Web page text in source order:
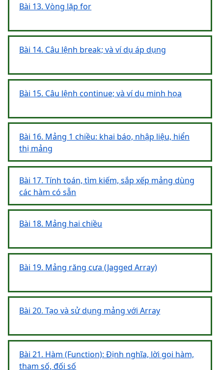
Bài 13. Vòng lặp for
Bài 14. Câu lệnh break; và ví dụ áp dụng
Bài 15. Câu lệnh continue; và ví dụ minh họa
Bài 16. Mảng 1 chiều: khai báo, nhập liệu, hiển
thị mảng
Bài 17. Tính toán, tìm kiếm, sắp xếp mảng dùng
các hàm có sẵn
Bài 18. Mảng hai chiều
Bài 19. Mảng răng cưa (Jagged Array)
Bài 20. Tạo và sử dụng mảng với Array
Bài 21. Hàm (Function): Định nghĩa, lời gọi hàm,
tham số, đối số